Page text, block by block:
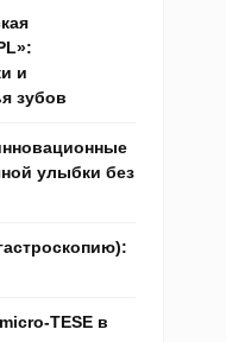
и
зубов
улыбки без
TESE в